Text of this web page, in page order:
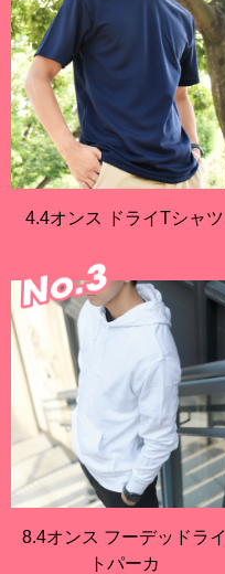
4.4オンス ドライTシャツ
8.4オンス フーデッドライ
トパーカ